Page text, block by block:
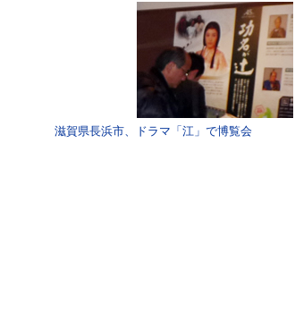
滋賀県長浜市、ドラマ「江」で博覧会